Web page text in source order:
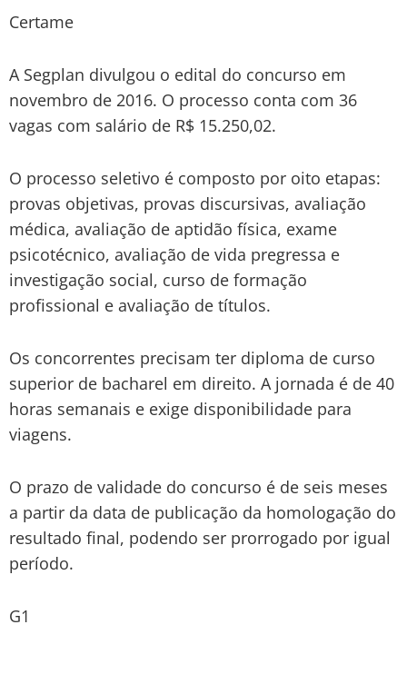
Certame
A Segplan divulgou o edital do concurso em
novembro de 2016. O processo conta com 36
vagas com salário de R$ 15.250,02.
O processo seletivo é composto por oito etapas:
provas objetivas, provas discursivas, avaliação
médica, avaliação de aptidão física, exame
psicotécnico, avaliação de vida pregressa e
investigação social, curso de formação
profissional e avaliação de títulos.
Os concorrentes precisam ter diploma de curso
superior de bacharel em direito. A jornada é de 40
horas semanais e exige disponibilidade para
viagens.
O prazo de validade do concurso é de seis meses
a partir da data de publicação da homologação do
resultado final, podendo ser prorrogado por igual
período.
G1